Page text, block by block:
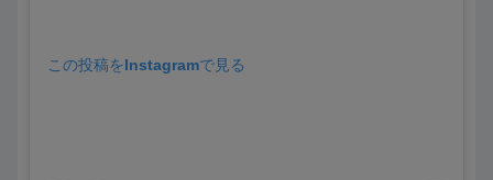
この投稿をInstagramで見る